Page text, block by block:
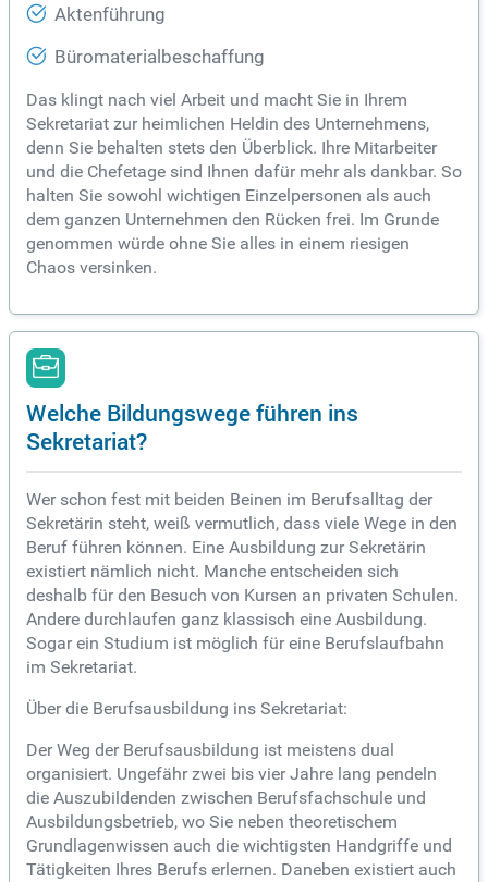
Aktenführung
Büromaterialbeschaffung
Das klingt nach viel Arbeit und macht Sie in Ihrem
Sekretariat zur heimlichen Heldin des Unternehmens,
denn Sie behalten stets den Überblick. Ihre Mitarbeiter
und die Chefetage sind Ihnen dafür mehr als dankbar. So
halten Sie sowohl wichtigen Einzelpersonen als auch
dem ganzen Unternehmen den Rücken frei. Im Grunde
genommen würde ohne Sie alles in einem riesigen
Chaos versinken.
Welche Bildungswege führen ins
Sekretariat?
Wer schon fest mit beiden Beinen im Berufsalltag der
Sekretärin steht, weiß vermutlich, dass viele Wege in den
Beruf führen können. Eine Ausbildung zur Sekretärin
existiert nämlich nicht. Manche entscheiden sich
deshalb für den Besuch von Kursen an privaten Schulen.
Andere durchlaufen ganz klassisch eine Ausbildung.
Sogar ein Studium ist möglich für eine Berufslaufbahn
im Sekretariat.
Über die Berufsausbildung ins Sekretariat:
Der Weg der Berufsausbildung ist meistens dual
organisiert. Ungefähr zwei bis vier Jahre lang pendeln
die Auszubildenden zwischen Berufsfachschule und
Ausbildungsbetrieb, wo Sie neben theoretischem
Grundlagenwissen auch die wichtigsten Handgriffe und
Tätigkeiten Ihres Berufs erlernen. Daneben existiert auch